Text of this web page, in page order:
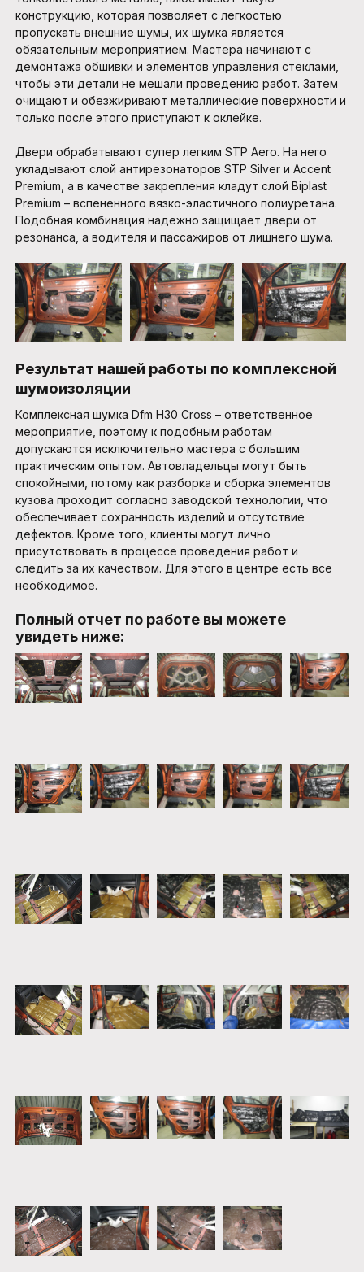
конструкцию, которая позволяет с легкостью
пропускать внешние шумы, их шумка является
обязательным мероприятием. Мастера начинают с
демонтажа обшивки и элементов управления стеклами,
чтобы эти детали не мешали проведению работ. Затем
очищают и обезжиривают металлические поверхности и
только после этого приступают к оклейке.
Двери обрабатывают супер легким STP Aero. На него
укладывают слой антирезонаторов STP Silver и Accent
Premium, а в качестве закрепления кладут слой Biplast
Premium – вспененного вязко-эластичного полиуретана.
Подобная комбинация надежно защищает двери от
резонанса, а водителя и пассажиров от лишнего шума.
Результат нашей работы по комплексной
шумоизоляции
Комплексная шумка Dfm H30 Cross – ответственное
мероприятие, поэтому к подобным работам
допускаются исключительно мастера с большим
практическим опытом. Автовладельцы могут быть
спокойными, потому как разборка и сборка элементов
кузова проходит согласно заводской технологии, что
обеспечивает сохранность изделий и отсутствие
дефектов. Кроме того, клиенты могут лично
присутствовать в процессе проведения работ и
следить за их качеством. Для этого в центре есть все
необходимое.
Полный отчет по работе вы можете
увидеть ниже: